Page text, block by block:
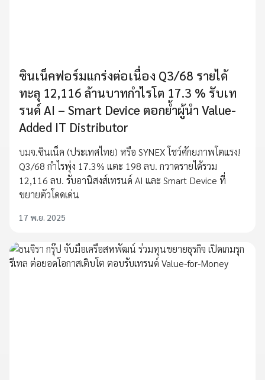
ซินเน็คฟอร์มแกร่งต่อเนื่อง Q3/68 รายได้
ทะลุ 12,116 ล้านบาทกำไรโต 17.3 % รับเท
รนด์ AI – Smart Device ตอกย้ำผู้นำ Value-
Added IT Distributor
บมจ.ซินเน็ค (ประเทศไทย) หรือ SYNEX โชว์ศักยภาพโตแรง!
Q3/68 กำไรพุ่ง 17.3% แตะ 198 ลบ. กวาดรายได้รวม
12,116 ลบ. รับอานิสงส์เทรนด์ AI และ Smart Device ที่
ขยายตัวโดดเด่น
17 พ.ย. 2025